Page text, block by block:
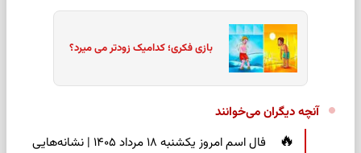
بازی فکری؛ کدامیک زودتر می میرد؟
آنچه دیگران می‌خوانند
فال اسم امروز یکشنبه ۱۸ مرداد ۱۴۰۵ | نشانه‌هایی